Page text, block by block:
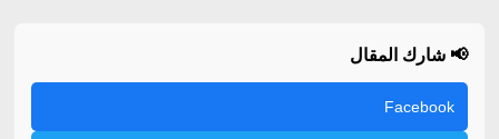
📢 شارك المقال
Facebook